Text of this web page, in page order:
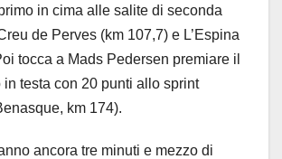
in cima alle salite di seconda
de Perves (km 107,7) e L’Espina
tocca a Mads Pedersen premiare il
testa con 20 punti allo sprint
km 174).
ancora tre minuti e mezzo di